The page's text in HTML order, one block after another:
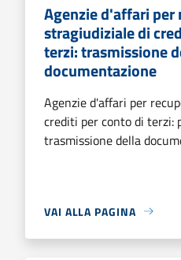
Agenzie d'affari per
stragiudiziale di
terzi: trasmissione
documentazione
Agenzie d'affari per
crediti per conto di terzi:
trasmissione della
VAI ALLA PAGINA